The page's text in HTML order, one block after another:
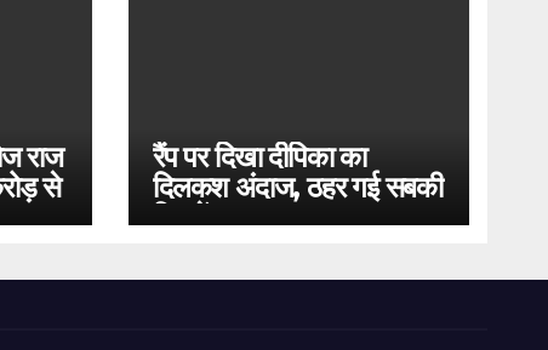
राज
से
रैंप पर दिखा दीपिका का
दिलकश अंदाज, ठहर गई सबकी
निगाहें